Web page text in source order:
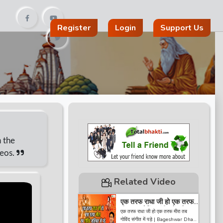
Register Login
Support Us
the
Related Video
एक तरफ राधा जी हो एक तरफ
मीरा तब गोविंद संगीत में पड़े |
Bageshwar Dham
एक तरफ राधा जी हो एक तरफ मीरा तब
गोविंद संगीत में पड़े | Bageshwar Dham